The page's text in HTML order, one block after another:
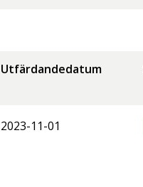
Utfärdandedatum
2023-11-01